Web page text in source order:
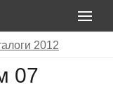
2012
07